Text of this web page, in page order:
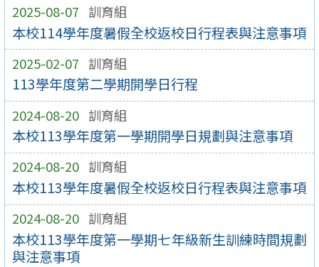
2025-08-07 訓育組
本校114學年度暑假全校返校日行程表與注意事項
2025-02-07 訓育組
113學年度第二學期開學日行程
2024-08-20 訓育組
本校113學年度第一學期開學日規劃與注意事項
2024-08-20 訓育組
本校113學年度暑假全校返校日行程表與注意事項
2024-08-20 訓育組
本校113學年度第一學期七年級新生訓練時間規劃
與注意事項